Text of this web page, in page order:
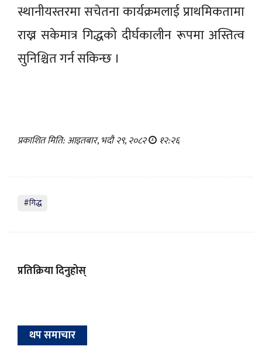
स्थानीयस्तरमा सचेतना कार्यक्रमलाई प्राथमिकतामा
राख्न सकेमात्र गिद्धको दीर्घकालीन रूपमा अस्तित्व
सुनिश्चित गर्न सकिन्छ ।
प्रकाशित मिति: आइतबार, भदौ २९, २०८२ १२:२६
#गिद्ध
प्रतिक्रिया दिनुहोस्
थप समाचार